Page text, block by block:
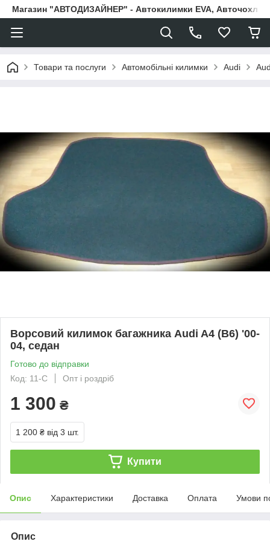
Магазин "АВТОДИЗАЙНЕР" - Автокилимки EVA, Авточохли,
Товари та послуги Автомобільні килимки Audi
Ворсовий килимок багажника Audi A4 (B6) '00-
04, седан
Готово до відправки
Код: 11-С
Опт і роздріб
1 300 ₴
1 200 ₴ від 3 шт.
Купити
Опис Характеристики Доставка Оплата Умови
Опис